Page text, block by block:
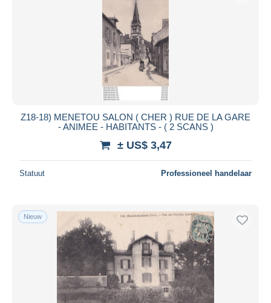
Z18-18) MENETOU SALON ( CHER ) RUE DE LA GARE
- ANIMEE - HABITANTS - ( 2 SCANS )
± US$ 3,47
Statuut Professioneel handelaar
Nieuw